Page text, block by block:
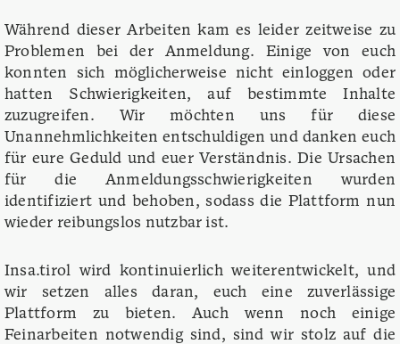
Während dieser Arbeiten kam es leider zeitweise zu
Problemen bei der Anmeldung. Einige von euch
konnten sich möglicherweise nicht einloggen oder
hatten Schwierigkeiten, auf bestimmte Inhalte
zuzugreifen. Wir möchten uns für diese
Unannehmlichkeiten entschuldigen und danken euch
für eure Geduld und euer Verständnis. Die Ursachen
für die Anmeldungsschwierigkeiten wurden
identifiziert und behoben, sodass die Plattform nun
wieder reibungslos nutzbar ist.
Insa.tirol wird kontinuierlich weiterentwickelt, und
wir setzen alles daran, euch eine zuverlässige
Plattform zu bieten. Auch wenn noch einige
Feinarbeiten notwendig sind, sind wir stolz auf die